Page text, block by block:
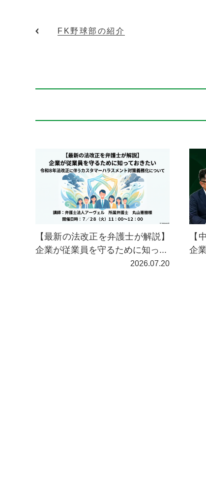
FK野球部の紹介
【最新の法改正を弁護士が解説】
企業が従業員を守るために知っ...
2026.07.20
【
企